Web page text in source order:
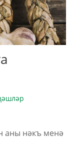
аны нәкъ менә